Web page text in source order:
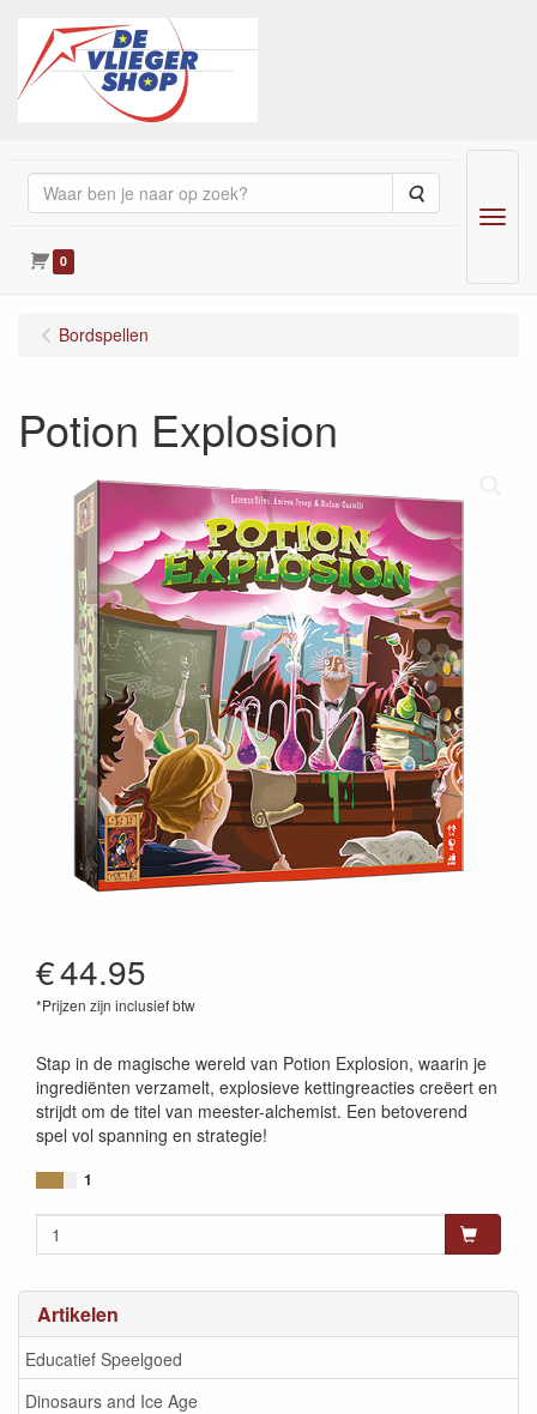
Zoeken
0
Menu
Artikelen
Educatief Speelgoed
Dinosaurs and Ice Age
Bordspellen
Potion Explosion
€44.95
*Prijzen zijn inclusief btw
Stap in de magische wereld van Potion Explosion, waarin je
ingrediënten verzamelt, explosieve kettingreacties creëert en
strijdt om de titel van meester-alchemist. Een betoverend
spel vol spanning en strategie!
1